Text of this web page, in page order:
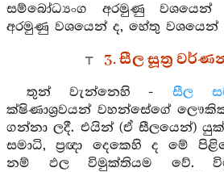
සම්බෝධ්‍යංග අරමුණු
අරමුණු වශයෙන් ද, හේතු වශයෙන්
3. සීල සූත්‍ර
තුන් වැන්නෙහි -සීල
ක්ෂිණාශ්‍රවයන් වහන්සේගේ
ගන්නා ලදී. එයින් (ඒ සීලයෙන්)
සමාධි, ප්‍රඥා දෙකෙහි ද මේ
නම් ඵල විමුක්තියම වේ.